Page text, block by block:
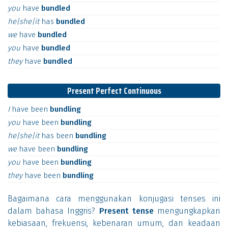
you have bundled
he|she|it has bundled
we have bundled
you have bundled
they have bundled
Present Perfect Continuous
I have been bundling
you have been bundling
he|she|it has been bundling
we have been bundling
you have been bundling
they have been bundling
Bagaimana cara menggunakan konjugasi tenses ini
dalam bahasa Inggris? Present tensemengungkapkan
kebiasaan, frekuensi, kebenaran umum, dan keadaan